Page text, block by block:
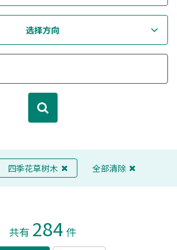
选择方向
四季花草树木 全部清除
共有 284 件